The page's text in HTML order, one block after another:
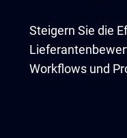
Steigern Sie die
Workflows und